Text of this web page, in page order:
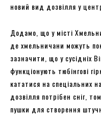
новий вид дозвілля у
Додамо, що у місті
де хмельничани можуть
зазначити, що у сусідніх
функціонують тюбінгові
кататися на спеціальних
дозвілля потрібен сніг,
пушки для створення